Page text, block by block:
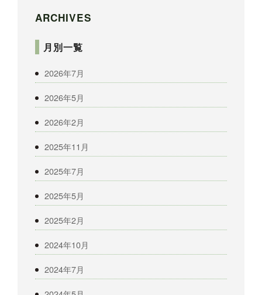
ARCHIVES
月別一覧
2026年7月
2026年5月
2026年2月
2025年11月
2025年7月
2025年5月
2025年2月
2024年10月
2024年7月